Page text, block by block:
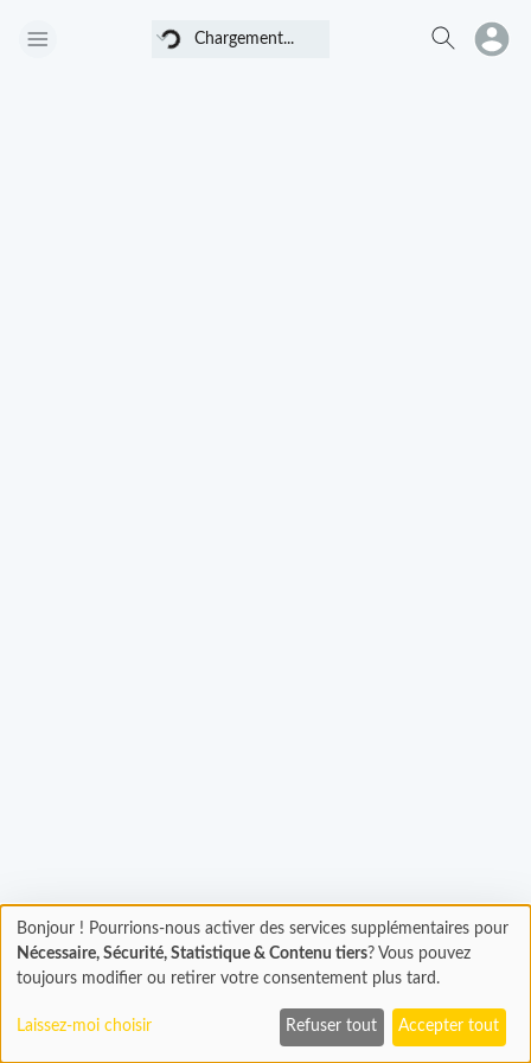
Chargement... Chargement...
Chargement
En cours...
Bonjour ! Pourrions-nous activer des services supplémentaires pour
Nécessaire, Sécurité, Statistique & Contenu tiers? Vous pouvez
toujours modifier ou retirer votre consentement plus tard.
Laissez-moi choisir Refuser tout Accepter tout